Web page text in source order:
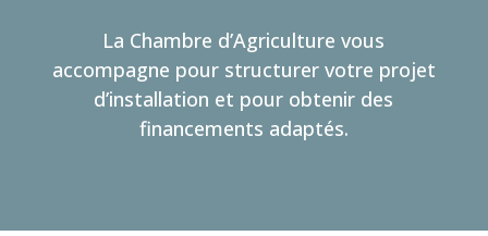
La Chambre d’Agriculture vous
accompagne pour structurer votre projet
d’installation et pour obtenir des
financements adaptés.